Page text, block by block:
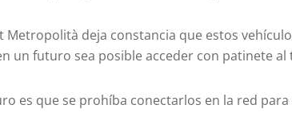
deja constancia que estos
un futuro sea posible acceder con patinete
es que se prohíba conectarlos en la red